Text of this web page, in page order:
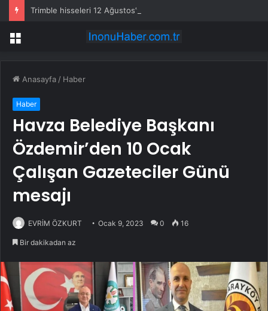
Trimble hisseleri 12 Ağustos’taki kârda %6 hareket edebilir
Menü
Anasayfa / Haber
Haber
Havza Belediye Başkanı
Özdemir’den 10 Ocak
Çalışan Gazeteciler Günü
mesajı
EVRİM ÖZKURT Ocak 9, 2023 0 16
Bir dakikadan az